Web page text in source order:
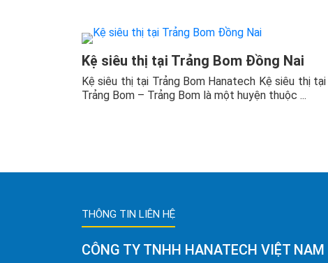
Kệ siêu thị tại Trảng Bom Đồng Nai
Kệ siêu thị tại Trảng Bom Hanatech Kệ siêu thị tại
Trảng Bom – Trảng Bom là một huyện thuộc ...
THÔNG TIN LIÊN HỆ
CÔNG TY TNHH HANATECH VIỆT NAM